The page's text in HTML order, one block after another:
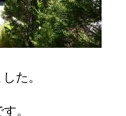
た。
。